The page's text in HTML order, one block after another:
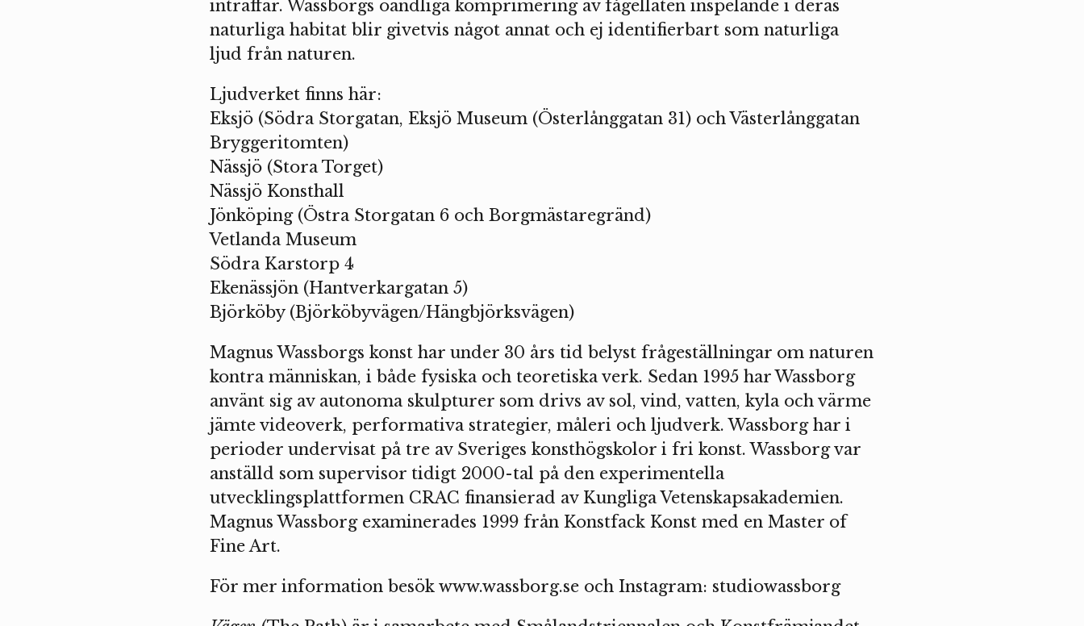
inträffar. Wassborgs oändliga komprimering av fågelläten inspelande i deras
naturliga habitat blir givetvis något annat och ej identifierbart som naturliga
ljud från naturen.
Ljudverket finns här:
Eksjö (Södra Storgatan, Eksjö Museum (Österlånggatan 31) och Västerlånggatan
Bryggeritomten)
Nässjö (Stora Torget)
Nässjö Konsthall
Jönköping (Östra Storgatan 6 och Borgmästaregränd)
Vetlanda Museum
Södra Karstorp 4
Ekenässjön (Hantverkargatan 5)
Björköby (Björköbyvägen/Hängbjörksvägen)
Magnus Wassborgs konst har under 30 års tid belyst frågeställningar om naturen
kontra människan, i både fysiska och teoretiska verk. Sedan 1995 har Wassborg
använt sig av autonoma skulpturer som drivs av sol, vind, vatten, kyla och värme
jämte videoverk, performativa strategier, måleri och ljudverk. Wassborg har i
perioder undervisat på tre av Sveriges konsthögskolor i fri konst. Wassborg var
anställd som supervisor tidigt 2000-tal på den experimentella
utvecklingsplattformen CRAC finansierad av Kungliga Vetenskapsakademien.
Magnus Wassborg examinerades 1999 från Konstfack Konst med en Master of
Fine Art.
För mer information besök www.wassborg.se och Instagram: studiowassborg